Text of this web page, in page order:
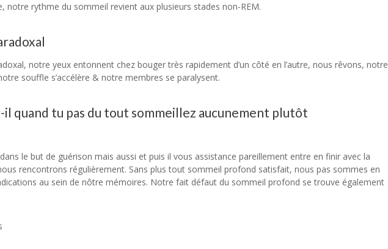
notre rythme du sommeil revient aux plusieurs stades non-REM.
notre yeux entonnent chez bouger très rapidement d’un côté en l’autre, nous rêvons, notre
souffle s’accélère & notre membres se paralysent.
il quand tu pas du tout sommeillez aucunement plutôt
le but de guérison mais aussi et puis il vous assistance pareillement entre en finir avec la
rencontrons régulièrement. Sans plus tout sommeil profond satisfait, nous pas sommes en
au sein de nôtre mémoires. Notre fait défaut du sommeil profond se trouve également